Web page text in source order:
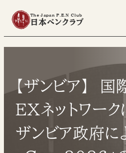
The Japan P.E.N Club
日本ペンクラブ
【ザンビア】
EXネットワーク
ザンビア政府に